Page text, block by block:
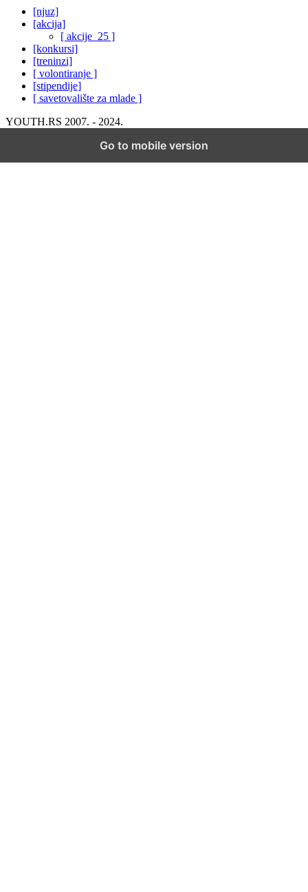
[njuz]
[akcija]
[ akcije_25 ]
[konkursi]
[treninzi]
[ volontiranje ]
[stipendije]
[ savetovalište za mlade ]
YOUTH.RS 2007. - 2024.
Go to mobile version